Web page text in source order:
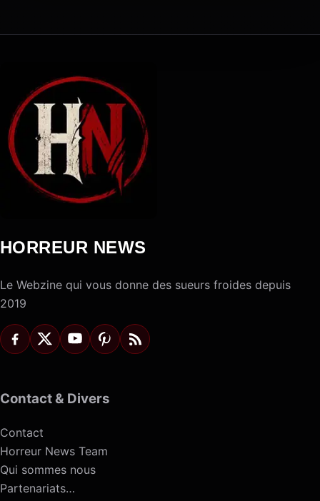
HORREUR NEWS
Le Webzine qui vous donne des sueurs froides depuis
2019
Contact & Divers
Contact
Horreur News Team
Qui sommes nous
Partenariats…